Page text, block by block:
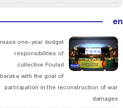
en
one-year budget
responsibilities of
collective Foulad
with the goal of
participation in the reconstruction of war
damages